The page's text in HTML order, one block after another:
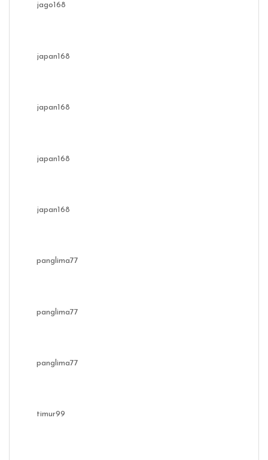
jago168
japan168
japan168
japan168
japan168
panglima77
panglima77
panglima77
timur99